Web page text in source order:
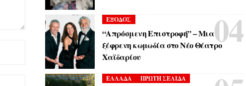
ΕΞΟΔΟΣ
“Απρόσμενη Επιστροφή” – Μια
ξέφρενη κωμωδία στο Νέο Θέατρο
Χαϊδαρίου
ΕΛΛΑΔΑ ΠΡΩΤΗ ΣΕΛΙΔΑ